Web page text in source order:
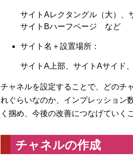
サイトAレクタングル（大）、
サイトBハーフページ など
サイト名＋設置場所：
サイトA上部、サイトAサイド
チャネルを設定することで、どのチ
れぐらいなのか、インプレッション
く掴め、今後の改善につなげていく
チャネルの作成